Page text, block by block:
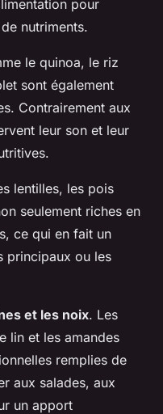
pour
nutriments.
le quinoa, le riz
sont également
Contrairement aux
leur son et leur
lentilles, les pois
seulement riches en
ce qui en fait un
principaux ou les
et les noix. Les
lin et les amandes
remplies de
aux salades, aux
un apport